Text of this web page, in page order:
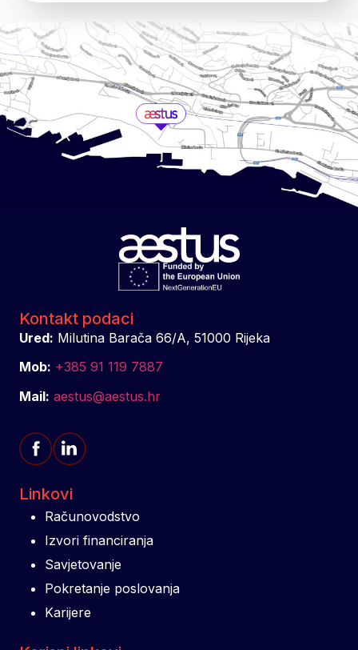
Kontakt podaci
Ured: Milutina Barača 66/A, 51000 Rijeka
Mob: +385 91 119 7887
Mail: aestus@aestus.hr
Linkovi
Računovodstvo
Izvori financiranja
Savjetovanje
Pokretanje poslovanja
Karijere